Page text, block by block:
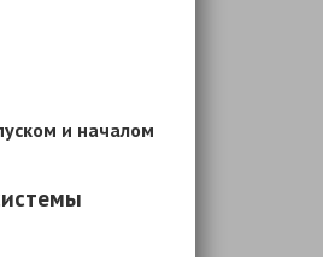
и началом